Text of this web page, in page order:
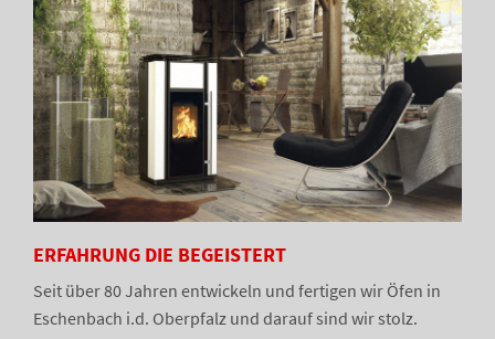
ERFAHRUNG DIE BEGEISTERT
Seit über 80 Jahren entwickeln und fertigen wir Öfen in
Eschenbach i.d. Oberpfalz und darauf sind wir stolz.